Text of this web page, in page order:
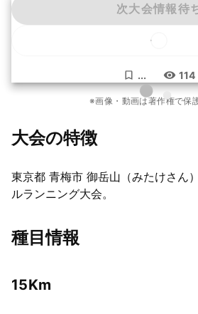
次大会情報待
... 114
もっと見る
※画像・動画は著作権で保
大会の特徴
東京都 青梅市 御岳山（みたけさん
ルランニング大会。
種目情報
15Km